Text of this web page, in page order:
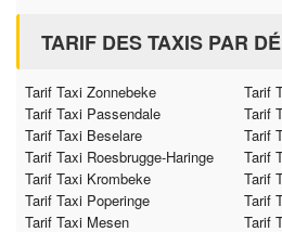
TARIF DES TAXIS PAR
Tarif Taxi Zonnebeke
Tarif
Tarif Taxi Passendale
Tarif
Tarif Taxi Beselare
Tarif
Tarif Taxi Roesbrugge-Haringe
Tarif
Tarif Taxi Krombeke
Tarif
Tarif Taxi Poperinge
Tarif
Tarif Taxi Mesen
Tarif